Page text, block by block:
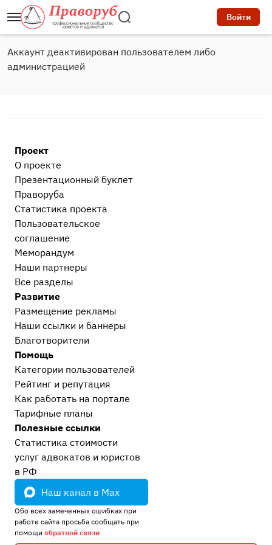
Войти
Аккаунт деактивирован пользователем либо
администрацией
Проект
О проекте
Презентационный букл​ет
Праворуба
Статистика проекта
Пользовательское
соглашение
Меморандум
Наши партнеры
Все разделы
Развитие
Размещение рекламы
Наши ссылки и баннеры
Благотворители
Помощь
Категории пользователей
Рейтинг и репутация
Как работать на портале
Тарифные планы
Полезные ссылки
Статистика стоимости
услуг адвокатов и юристов
в РФ
Наш канал в Max
Обо всех замеченных ошибках при
работе сайта просьба сообщать при
помощи обратной связи